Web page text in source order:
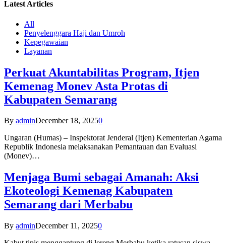
Latest Articles
All
Penyelenggara Haji dan Umroh
Kepegawaian
Layanan
Perkuat Akuntabilitas Program, Itjen
Kemenag Monev Asta Protas di
Kabupaten Semarang
By adminDecember 18, 20250
Ungaran (Humas) – Inspektorat Jenderal (Itjen) Kementerian Agama
Republik Indonesia melaksanakan Pemantauan dan Evaluasi
(Monev)…
Menjaga Bumi sebagai Amanah: Aksi
Ekoteologi Kemenag Kabupaten
Semarang dari Merbabu
By adminDecember 11, 20250